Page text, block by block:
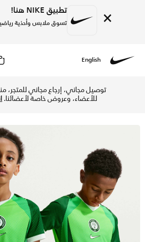
× تطبيق NIKE هنا!
تسوق ملابس وأحذية
English
توصيل مجاني، إرجاع مجاني للمتجر،
للأعضاء، وعروض خاصة لأعضائنا.